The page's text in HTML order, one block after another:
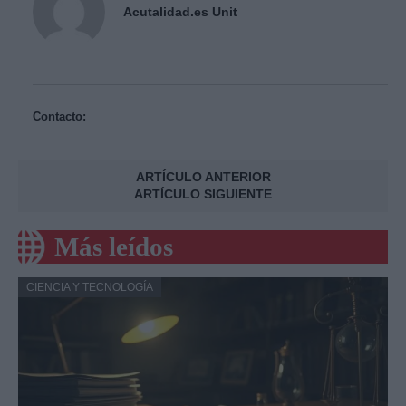
Acutalidad.es Unit
Contacto:
ARTÍCULO ANTERIOR
ARTÍCULO SIGUIENTE
Más leídos
CIENCIA Y TECNOLOGÍA